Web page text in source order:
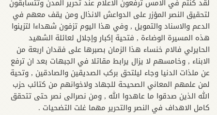
لقد كنتم في الامس ترفعون الاعلام عند تحرير المدن وتتسابقون
لتحقيق النصر المؤزر على الدواعش الانذال ومن يقف معهم في
الدعم والاسناد والتمويل , وفي هذا اليوم تزفون شهداءا لتزينوا
هذه المسيرة الوضاءة , فتحية إكبار وإجلال لعائلة الشهيد
الحايرلي فالام خنساء هذا الزمان بصبرها على فقدان اربعة من
الابناء , وخامسهم لا يزال يرابط مقاتلا في الجبهات بعد ان ترفع
عن ملذات الدنيا وجاء ليلتحق بركب الصديقين والصادقين , وتحية
لمن علمهم المعاني الصحيحة للجهاد ولاخوانهم من كتائب حزب
الله الذين صدقوا ما عاهدوا الله , ومن نصرالى نصر حتى تتحقق
كامل الاهداف في النصر والتحرير مهما غلت التضحيات .